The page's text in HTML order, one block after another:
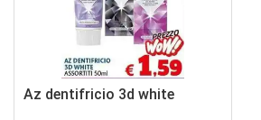
Az dentifricio 3d white